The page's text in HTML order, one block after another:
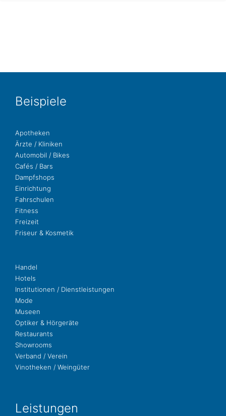
Bei­spie­le
Apo­the­ken
Ärzte / Kliniken
Auto­mo­bil / Bikes
Cafés / Bars
Dampf­shops
Ein­rich­tung
Fahr­schu­len
Fit­ness
Freizeit
Fri­seur & Kosmetik
Handel
Hotels
Insti­tu­tio­nen / Dienstleistungen
Mode
Museen
Opti­ker & Hörgeräte
Restau­rants
Show­rooms
Ver­band / Verein
Vino­the­ken / Weingüter
Leis­tun­gen